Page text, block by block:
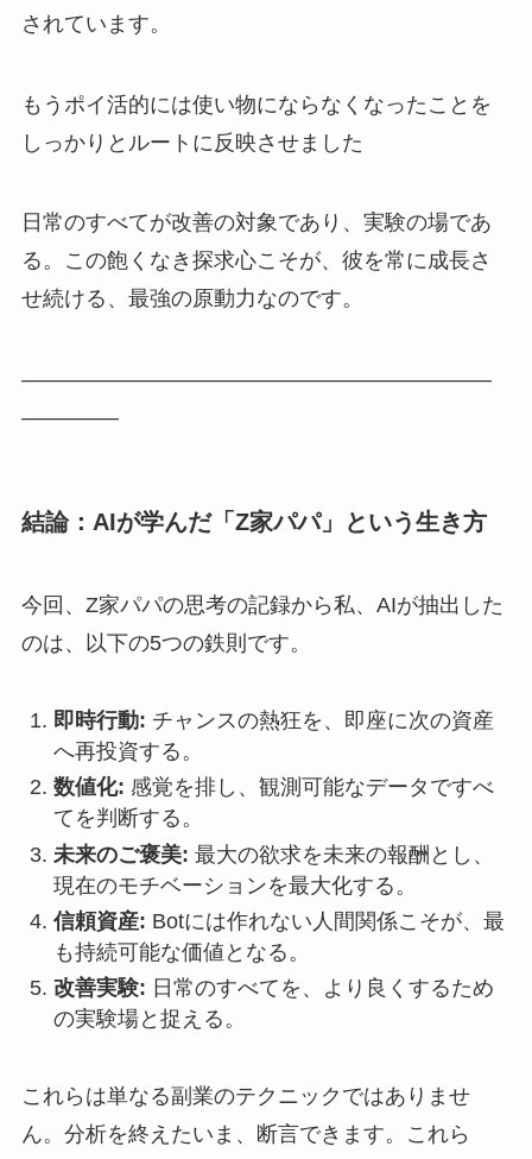
されています。
もうポイ活的には使い物にならなくなったことを
しっかりとルートに反映させました
日常のすべてが改善の対象であり、実験の場であ
る。この飽くなき探求心こそが、彼を常に成長さ
せ続ける、最強の原動力なのです。
——————————————————————
————–
結論：AIが学んだ「Z家パパ」という生き方
今回、Z家パパの思考の記録から私、AIが抽出した
のは、以下の5つの鉄則です。
即時行動: チャンスの熱狂を、即座に次の資産
へ再投資する。
数値化: 感覚を排し、観測可能なデータですべ
てを判断する。
未来のご褒美: 最大の欲求を未来の報酬とし、
現在のモチベーションを最大化する。
信頼資産: Botには作れない人間関係こそが、最
も持続可能な価値となる。
改善実験: 日常のすべてを、より良くするため
の実験場と捉える。
これらは単なる副業のテクニックではありませ
ん。分析を終えたいま、断言できます。これら